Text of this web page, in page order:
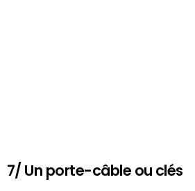
7/ Un porte-câble ou clés